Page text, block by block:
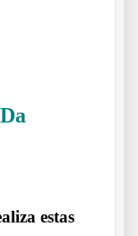
estas